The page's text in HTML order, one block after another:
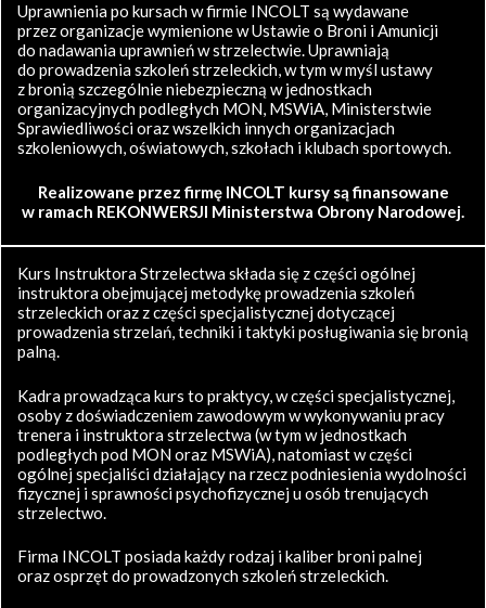
Uprawnienia po kursach w firmie INCOLT są wydawane
przez organizacje wymienione w Ustawie o Broni i Amunicji
do nadawania uprawnień w strzelectwie. Uprawniają
do prowadzenia szkoleń strzeleckich, w tym w myśl ustawy
z bronią szczególnie niebezpieczną w jednostkach
organizacyjnych podległych MON, MSWiA, Ministerstwie
Sprawiedliwości oraz wszelkich innych organizacjach
szkoleniowych, oświatowych, szkołach i klubach sportowych.
Realizowane przez firmę INCOLT kursy są finansowane
w ramach REKONWERSJI Ministerstwa Obrony Narodowej.
Kurs Instruktora Strzelectwa składa się z części ogólnej
instruktora obejmującej metodykę prowadzenia szkoleń
strzeleckich oraz z części specjalistycznej dotyczącej
prowadzenia strzelań, techniki i taktyki posługiwania się bronią
palną.
Kadra prowadząca kurs to praktycy, w części specjalistycznej,
osoby z doświadczeniem zawodowym w wykonywaniu pracy
trenera i instruktora strzelectwa (w tym w jednostkach
podległych pod MON oraz MSWiA), natomiast w części
ogólnej specjaliści działający na rzecz podniesienia wydolności
fizycznej i sprawności psychofizycznej u osób trenujących
strzelectwo.
Firma INCOLT posiada każdy rodzaj i kaliber broni palnej
oraz osprzęt do prowadzonych szkoleń strzeleckich.